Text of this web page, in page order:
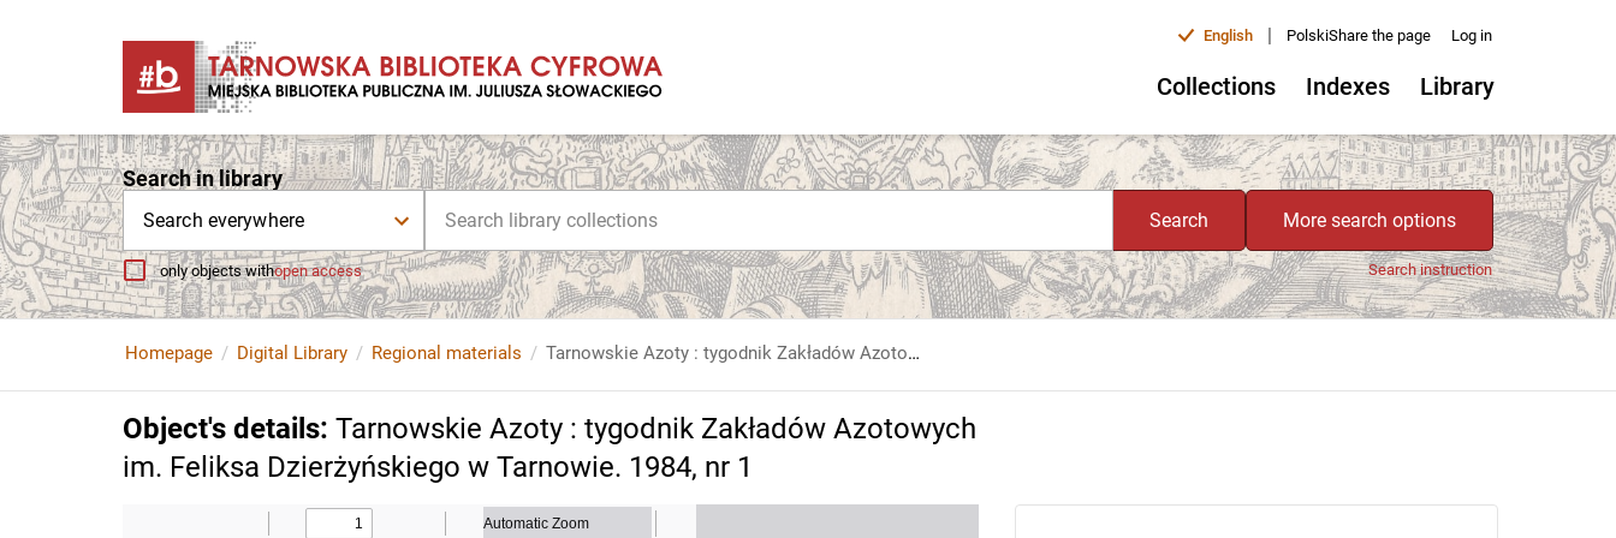
English | PolskiShare the page Log in
Collections Indexes Library
Search in library
Search everywhere Search More search options
only objects withopen access Search instruction
Homepage Digital Library Regional materials Tarnowskie Azoty : tygodnik Zakładów Azotowych im. Feliksa Dzierżyńskiego w Tarnowie. 1984, nr 1
Object's details: Tarnowskie Azoty : tygodnik Zakładów Azotowych
im. Feliksa Dzierżyńskiego w Tarnowie. 1984, nr 1